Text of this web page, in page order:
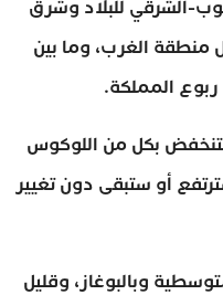
الشرقي للبلاد وشرق
منطقة الغرب، وما بين
بكل من اللوكوس
أو ستبقى دون تغيير
وبالبوغاز، وقليل